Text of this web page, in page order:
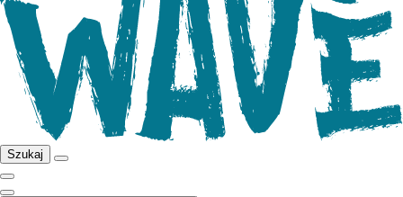
Szukaj